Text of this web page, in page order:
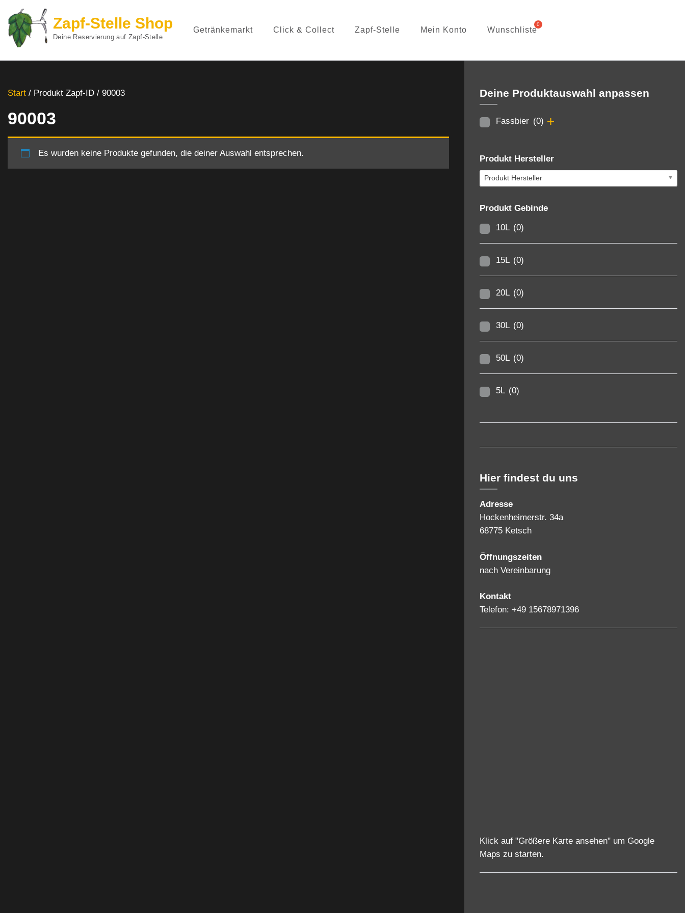
springen
drücken)
Zapf-Stelle Shop
Deine Reservierung auf Zapf-Stelle
Getränkemarkt Click & Collect Zapf-Stelle Mein Konto Wunschliste
Start / Produkt Zapf-ID / 90003
90003
Es wurden keine Produkte gefunden, die deiner Auswahl entsprechen.
Deine Produktauswahl anpassen
Fassbier (0)
Produkt Hersteller
Produkt Hersteller
Produkt Gebinde
10L (0)
15L (0)
20L (0)
30L (0)
50L (0)
5L (0)
Hier findest du uns
Adresse
Hockenheimerstr. 34a
68775 Ketsch
Öffnungszeiten
nach Vereinbarung
Kontakt
Telefon: +49 15678971396
Klick auf "Größere Karte ansehen" um Google
Maps zu starten.